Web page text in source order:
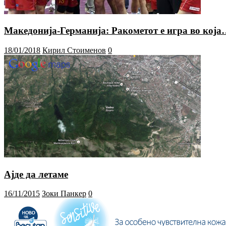
Македонија-Германија: Ракометот е игра во
18/01/2018 Кирил Стоименов 0
Ајде да летаме
16/11/2015 Зоки Панкер 0